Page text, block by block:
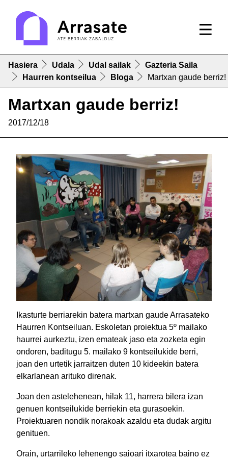
Hasiera Udala Udal sailak
Gazteria Saila
Haurren kontseilua
Bloga Martxan gaude berriz!
Martxan gaude berriz!
2017/12/18
Ikasturte berriarekin batera martxan gaude Arrasateko
Haurren Kontseiluan. Eskoletan proiektua 5º mailako
haurrei aurkeztu, izen emateak jaso eta zozketa egin
ondoren, baditugu 5. mailako 9 kontseilukide berri,
joan den urtetik jarraitzen duten 10 kideekin batera
elkarlanean arituko direnak.
Joan den astelehenean, hilak 11, harrera bilera izan
genuen kontseilukide berriekin eta gurasoekin.
Proiektuaren nondik norakoak azaldu eta dudak argitu
genituen.
Orain, urtarrileko lehenengo saioari itxarotea baino ez